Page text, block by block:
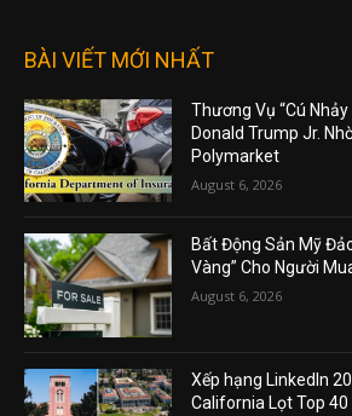
BÀI VIẾT MỚI NHẤT
Thương Vụ “Cú
Donald Trump Jr.
Polymarket
August 6, 2026
Bất Động Sản Mỹ
Vàng” Cho Người
August 6, 2026
Xếp hạng LinkedIn
California Lọt Top